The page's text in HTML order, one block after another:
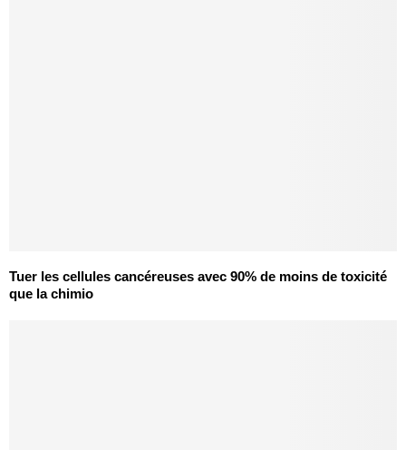
Tuer les cellules cancéreuses avec 90% de moins de toxicité
que la chimio